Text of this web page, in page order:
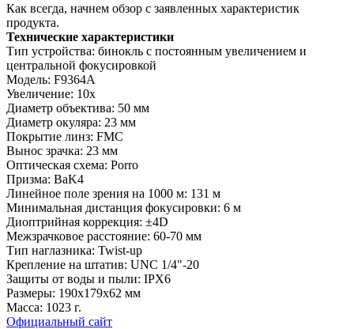
Как всегда, начнем обзор с заявленных характеристик
продукта.
Технические характеристики
Тип устройства: бинокль с постоянным увеличением и
центральной фокусировкой
Модель: F9364A
Увеличение: 10х
Диаметр объектива: 50 мм
Диаметр окуляра: 23 мм
Покрытие линз: FMC
Вынос зрачка: 23 мм
Оптическая схема: Porro
Призма: BaK4
Линейное поле зрения на 1000 м: 131 м
Минимальная дистанция фокусировки: 6 м
Диоптрийная коррекция: ±4D
Межзрачковое расстояние: 60-70 мм
Тип наглазника: Twist-up
Крепление на штатив: UNC 1/4"-20
Защиты от воды и пыли: IPX6
Размеры: 190х179х62 мм
Масса: 1023 г.
Официальный сайт